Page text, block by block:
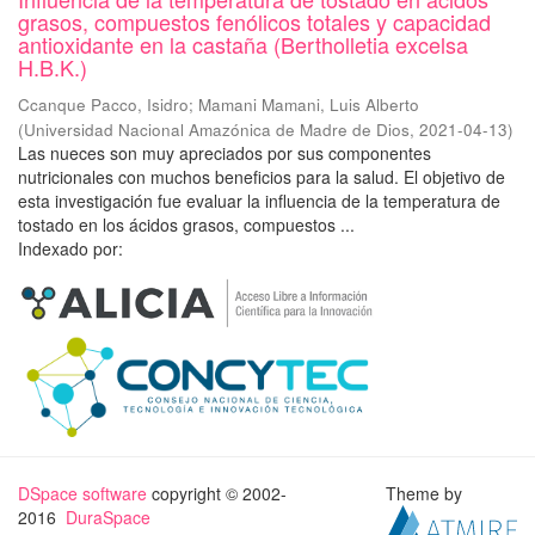
grasos, compuestos fenólicos totales y capacidad
antioxidante en la castaña (Bertholletia excelsa
H.B.K.)
Ccanque Pacco, Isidro; Mamani Mamani, Luis Alberto
(Universidad Nacional Amazónica de Madre de Dios, 2021-04-13)
Las nueces son muy apreciados por sus componentes
nutricionales con muchos beneficios para la salud. El objetivo de
esta investigación fue evaluar la influencia de la temperatura de
tostado en los ácidos grasos, compuestos ...
Indexado por:
DSpace software copyright © 2002-
2016 DuraSpace
Theme by